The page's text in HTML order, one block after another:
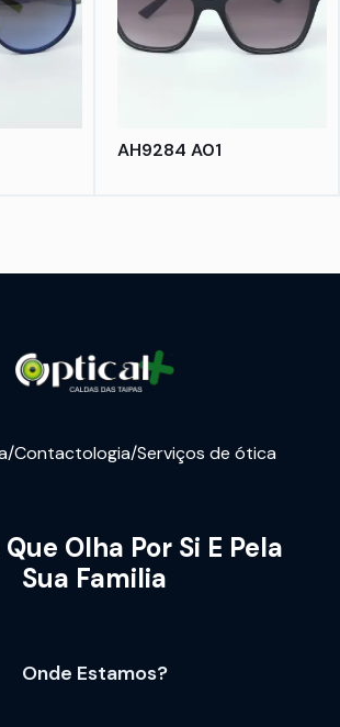
AH9284 A01
Contactologia/Serviços de ótica
Olha Por Si E Pela
Sua Familia
Onde Estamos?